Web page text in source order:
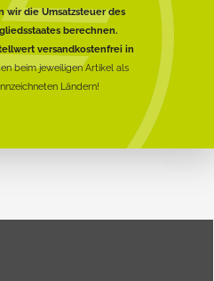
wir die Umsatzsteuer des
berechnen.
versandkostenfrei in
beim jeweiligen Artikel als
Ländern!